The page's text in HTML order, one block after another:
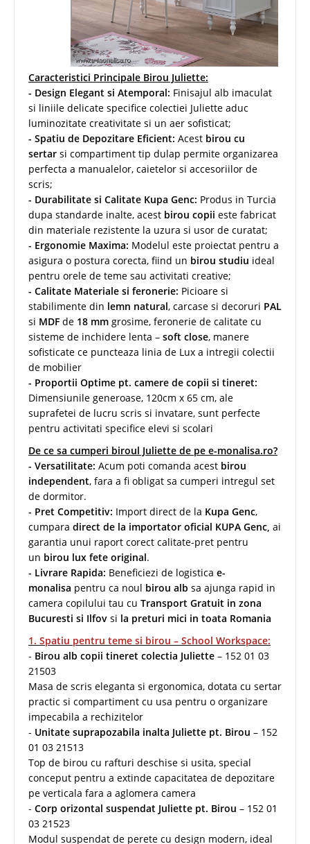
Caracteristici Principale Birou Juliette:
- Design Elegant si Atemporal: Finisajul alb imaculat
si liniile delicate specifice colectiei Juliette aduc
luminozitate creativitate si un aer sofisticat;
- Spatiu de Depozitare Eficient: Acest birou cu
sertar si compartiment tip dulap permite organizarea
perfecta a manualelor, caietelor si accesoriilor de
scris;
- Durabilitate si Calitate Kupa Genc: Produs in Turcia
dupa standarde inalte, acest birou copii este fabricat
din materiale rezistente la uzura si usor de curatat;
- Ergonomie Maxima: Modelul este proiectat pentru a
asigura o postura corecta, fiind un birou studiu ideal
pentru orele de teme sau activitati creative;
- Calitate Materiale si feronerie: Picioare si
stabilimente din lemn natural, carcase si decoruri PAL
si MDF de 18 mm grosime, feronerie de calitate cu
sisteme de inchidere lenta – soft close, manere
sofisticate ce puncteaza linia de Lux a intregii colectii
de mobilier
- Proportii Optime pt. camere de copii si tineret:
Dimensiunile generoase, 120cm x 65 cm, ale
suprafetei de lucru scris si invatare, sunt perfecte
pentru activitati specifice elevi si scolari
De ce sa cumperi biroul Juliette de pe e-monalisa.ro?
- Versatilitate: Acum poti comanda acest birou
independent, fara a fi obligat sa cumperi intregul set
de dormitor.
- Pret Competitiv: Import direct de la Kupa Genc,
cumpara direct de la importator oficial KUPA Genc, ai
garantia unui raport corect calitate-pret pentru
un birou lux fete original.
- Livrare Rapida: Beneficiezi de logistica e-
monalisa pentru ca noul birou alb sa ajunga rapid in
camera copilului tau cu Transport Gratuit in zona
Bucuresti si Ilfov si la preturi mici in toata Romania
1. Spatiu pentru teme si birou – School Workspace:
- Birou alb copii tineret colectia Juliette – 152 01 03
21503
Masa de scris eleganta si ergonomica, dotata cu sertar
practic si compartiment cu usa pentru o organizare
impecabila a rechizitelor
- Unitate suprapozabila inalta Juliette pt. Birou – 152
01 03 21513
Top de birou cu rafturi deschise si usita, special
conceput pentru a extinde capacitatea de depozitare
pe verticala fara a aglomera camera
- Corp orizontal suspendat Juliette pt. Birou – 152 01
03 21523
Modul suspendat de perete cu design modern, ideal